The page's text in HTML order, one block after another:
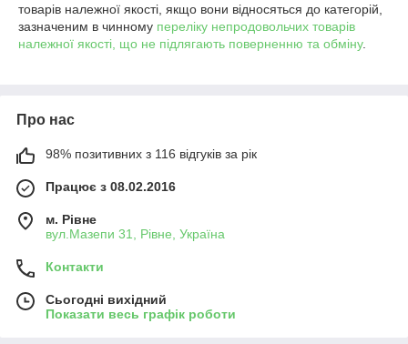
товарів належної якості, якщо вони відносяться до категорій,
зазначеним в чинному переліку непродовольчих товарів
належної якості, що не підлягають поверненню та обміну.
Про нас
98% позитивних з 116 відгуків за рік
Працює з 08.02.2016
м. Рівне
вул.Мазепи 31, Рівне, Україна
Контакти
Сьогодні вихідний
Показати весь графік роботи